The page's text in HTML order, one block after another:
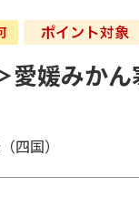
愛媛みか
四国）